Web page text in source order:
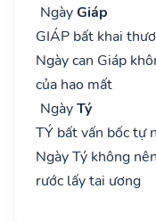
NgàyGiáp
GIÁP bất khai
Ngày can Giáp
của hao mất
NgàyTý
TÝ bất vấn bốc tự
Ngày Tý không
rước lấy tai ương